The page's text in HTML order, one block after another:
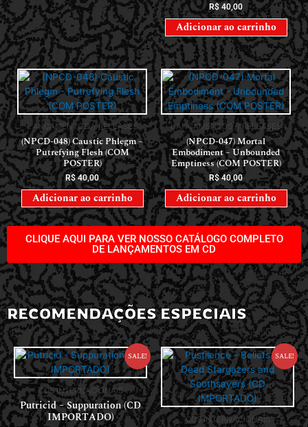
R$ 40,00
Adicionar ao carrinho
LANÇAMENTOS // RELEASES
(NPCD-048) Caustic Phlegm –
Putrefying Flesh (COM
POSTER)
R$40,00
Adicionar ao carrinho
LANÇAMENTOS // RELEASES
(NPCD-047) Mortal
Embodiment – Unbounded
Emptiness (COM POSTER)
R$40,00
Adicionar ao carrinho
CLIQUE AQUI PARA VER NOSSO CATÁLOGO COMPLETO
DE LANÇAMENTOS EM CD
RECOMENDAÇÕES ESPECIAIS
Sale!
CDS INTERNACIONAIS
Putricid – Suppuration (CD
IMPORTADO)
Sale!
CDS INTERNACIONAIS